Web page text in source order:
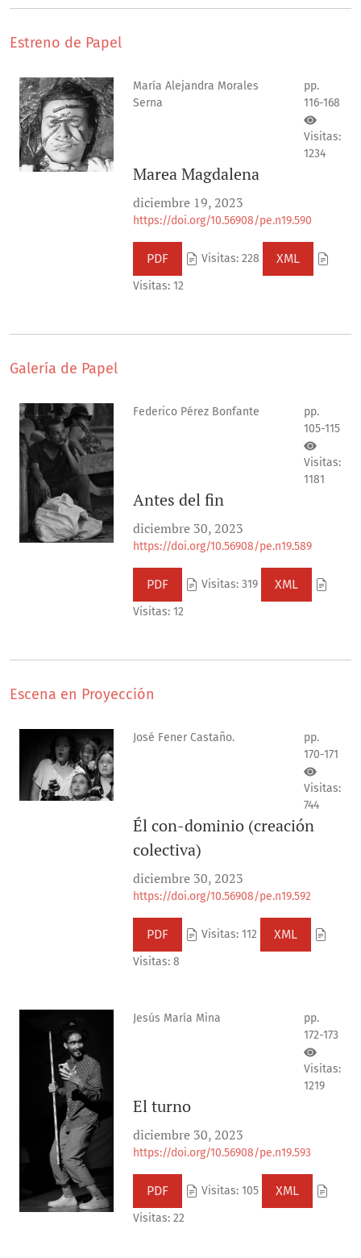
Estreno de Papel
María Alejandra Morales
Serna
pp.
116-168
Visitas:
1234
Marea Magdalena
diciembre 19, 2023
https://doi.org/10.56908/pe.n19.590
PDF Visitas: 228 XML
Visitas: 12
Galería de Papel
Federico Pérez Bonfante
pp.
105-115
Visitas:
1181
Antes del fin
diciembre 30, 2023
https://doi.org/10.56908/pe.n19.589
PDF Visitas: 319 XML
Visitas: 12
Escena en Proyección
José Fener Castaño.
pp.
170-171
Visitas:
744
Él con-dominio (creación
colectiva)
diciembre 30, 2023
https://doi.org/10.56908/pe.n19.592
PDF Visitas: 112 XML
Visitas: 8
Jesús María Mina
pp.
172-173
Visitas:
1219
El turno
diciembre 30, 2023
https://doi.org/10.56908/pe.n19.593
PDF Visitas: 105 XML
Visitas: 22